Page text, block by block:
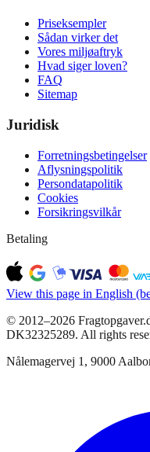
Priseksempler
Sådan virker det
Vores miljøaftryk
Hvad siger loven?
FAQ
Sitemap
Juridisk
Forretningsbetingelser
Aflysningspolitik
Persondatapolitik
Cookies
Forsikringsvilkår
Betaling
View this page in English
© 2012–2026
DK32325289. All rights
Nålemagervej 1, 9000